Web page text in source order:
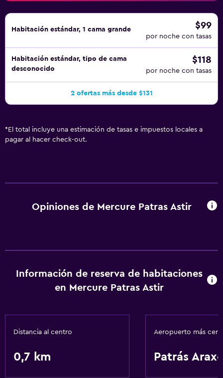
Habitación estándar, 1 cama grande $99
por noche con tasas
Habitación estándar, tipo de cama
desconocido
$118
por noche con tasas
2 ofertas más desde $131
* El total incluye una estimación de tasas e impuestos locales a
pagar al hacer check-out.
Opiniones de Mercure Patras Astir
Información de reserva de habitaciones
en Mercure Patras Astir
Distancia al centro
0,7 km
Aeropuerto más
Patrás